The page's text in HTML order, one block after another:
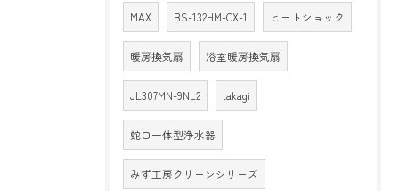
MAX BS-132HM-CX-1 ヒートショック
暖房換気扇 浴室暖房換気扇
JL307MN-9NL2 takagi
蛇口一体型浄水器
みず工房クリーンシリーズ